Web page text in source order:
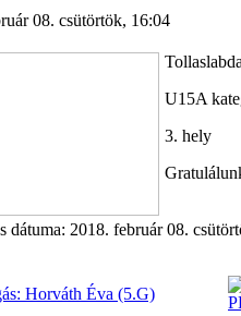
08. csütörtök, 16:04
U15A
3. hely
dátuma: 2018. február 08.
Horváth Éva (5.G)